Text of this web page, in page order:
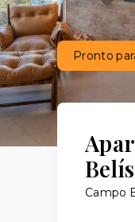
Pronto
Campo